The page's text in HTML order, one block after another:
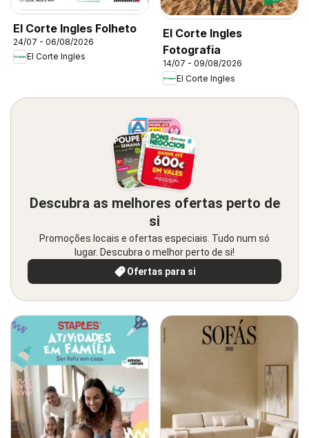
El Corte Ingles Folheto
24/07 - 06/08/2026
El Corte Ingles
El Corte Ingles
Fotografia
14/07 - 09/08/2026
El Corte Ingles
Descubra as melhores ofertas perto de
si
Promoções locais e ofertas especiais. Tudo num só
lugar. Descubra o melhor perto de si!
Ofertas para si